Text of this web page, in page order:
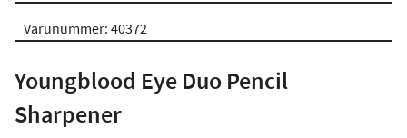
Varunummer: 40372
Youngblood Eye Duo Pencil
Sharpener